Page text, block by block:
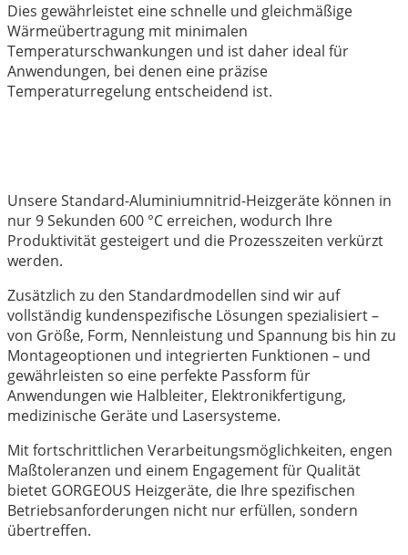
Dies gewährleistet eine schnelle und gleichmäßige
Wärmeübertragung mit minimalen
Temperaturschwankungen und ist daher ideal für
Anwendungen, bei denen eine präzise
Temperaturregelung entscheidend ist.
Unsere Standard-Aluminiumnitrid-Heizgeräte können in
nur 9 Sekunden 600 °C erreichen, wodurch Ihre
Produktivität gesteigert und die Prozesszeiten verkürzt
werden.
Zusätzlich zu den Standardmodellen sind wir auf
vollständig kundenspezifische Lösungen spezialisiert –
von Größe, Form, Nennleistung und Spannung bis hin zu
Montageoptionen und integrierten Funktionen – und
gewährleisten so eine perfekte Passform für
Anwendungen wie Halbleiter, Elektronikfertigung,
medizinische Geräte und Lasersysteme.
Mit fortschrittlichen Verarbeitungsmöglichkeiten, engen
Maßtoleranzen und einem Engagement für Qualität
bietet GORGEOUS Heizgeräte, die Ihre spezifischen
Betriebsanforderungen nicht nur erfüllen, sondern
übertreffen.